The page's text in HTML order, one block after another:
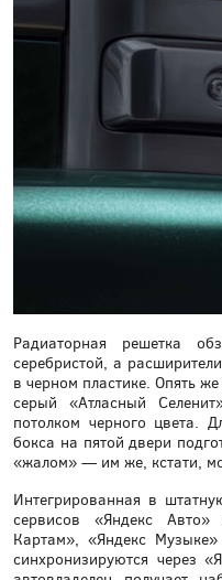
Радиаторная решетка
серебристой, а
в черном пластике. Опять
серый «Атласный
потолком черного цвета.
бокса на пятой двери
«жалом» — им же, кстати,
Интегрированная в
сервисов «Яндекс Авто»
Картам», «Яндекс
синхронизируются через